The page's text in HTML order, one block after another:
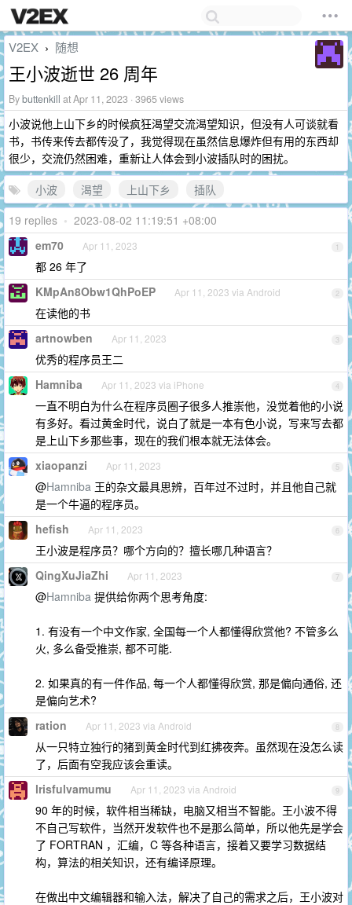
V2EX › 随想
王小波逝世 26 周年
Bybuttenkill at Apr 11, 2023 · 3965 views
小波说他上山下乡的时候疯狂渴望交流渴望知识，但没有人可谈就看
书，书传来传去都传没了，我觉得现在虽然信息爆炸但有用的东西却
很少，交流仍然困难，重新让人体会到小波插队时的困扰。
小波
渴望 上山下乡
插队
19 replies • 2023-08-02 11:19:51 +08:00
1
em70 Apr 11, 2023
都 26 年了
2
KMpAn8Obw1QhPoEP Apr 11, 2023 via Android
在读他的书
3
artnowben Apr 11, 2023
优秀的程序员王二
4
Hamniba Apr 11, 2023 via iPhone
一直不明白为什么在程序员圈子很多人推崇他，没觉着他的小说
有多好。看过黄金时代，说白了就是一本有色小说，写来写去都
是上山下乡那些事，现在的我们根本就无法体会。
5
xiaopanzi Apr 11, 2023
@Hamniba 王的杂文最具思辨，百年过不过时，并且他自己就
是一个牛逼的程序员。
6
hefish Apr 11, 2023
王小波是程序员？哪个方向的？擅长哪几种语言？
7
QingXuJiaZhi Apr 11, 2023
@Hamniba 提供给你两个思考角度:
1. 有没有一个中文作家, 全国每一个人都懂得欣赏他? 不管多么
火, 多么备受推崇, 都不可能.
2. 如果真的有一件作品, 每一个人都懂得欣赏, 那是偏向通俗, 还
是偏向艺术?
8
ration Apr 11, 2023 via Android
从一只特立独行的猪到黄金时代到红拂夜奔。虽然现在没怎么读
了，后面有空我应该会重读。
9
lrisfulvamumu Apr 11, 2023 via Android
90 年的时候，软件相当稀缺，电脑又相当不智能。王小波不得
不自己写软件，当然开发软件也不是那么简单，所以他先是学会
了 FORTRAN ，汇编，C 等各种语言，接着又要学习数据结
构，算法的相关知识，还有编译原理。
在做出中文编辑器和输入法，解决了自己的需求之后，王小波对